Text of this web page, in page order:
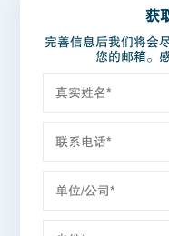
获
完善信息后我们将会
您的邮箱。